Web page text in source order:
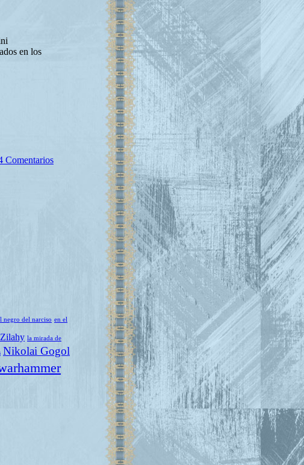
en los
Comentarios
negro del narciso en el
la mirada de
Nikolai Gogol